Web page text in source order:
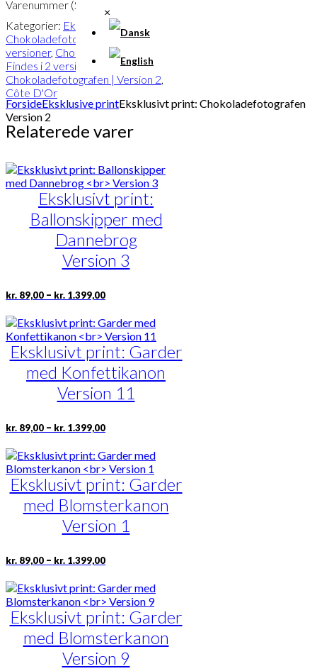
×
ForsideEksklusive printEksklusivt print: Chokoladefotografen
Version 2
Varenummer (SKU):
Kategorier: Eksklusive print
Chokoladefotografen | Findes i 2
versioner, Chokoladefotografen |
Findes i 2 versioner
Chokoladefotografen | Version 2,
Côte D'Or
Relaterede varer
Eksklusivt print:
Ballonskipper med
Dannebrog
Version 3
kr. 89,00 – kr. 1.399,00Prisinterval:
kr. 89,00
kr. 1.399,00
Dette
vare
har
flere
varianter.
Mulighederne
kan
vælges
på
Eksklusivt print: Garder
med Konfettikanon
Version 11
kr. 89,00 – kr. 1.399,00Prisinterval:
kr. 89,00
kr. 1.399,00
Dette
vare
har
flere
varianter.
Mulighederne
kan
vælges
på
Eksklusivt print: Garder
med Blomsterkanon
Version 1
kr. 89,00 – kr. 1.399,00Prisinterval:
kr. 89,00
kr. 1.399,00
Dette
vare
har
flere
varianter.
Mulighederne
kan
vælges
på
Eksklusivt print: Garder
med Blomsterkanon
Version 9